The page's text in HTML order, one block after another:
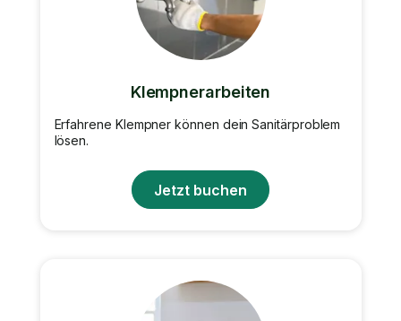
Klempnerarbeiten
Erfahrene Klempner können dein Sanitärproblem
lösen.
Jetzt buchen